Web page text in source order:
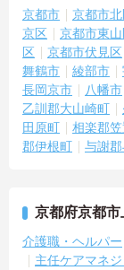
京都市 京都市
京区
京都市東
区
京都市伏見区
舞鶴市
綾部市
長岡京市
八幡市
乙訓郡大山崎町
田原町
相楽郡
郡伊根町
与謝
京都府京都
介護職・ヘルパー
主任ケアマネ